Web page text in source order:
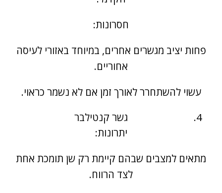
חסרונות:
פחות יציב מגשרים אחרים, במיוחד באזורי לעיסה
אחוריים.
עשוי להשתחרר לאורך זמן אם לא נשמר כראוי.
גשר קנטילבר
יתרונות:
מתאים למצבים שבהם קיימת רק שן תומכת אחת
לצד הרווח.